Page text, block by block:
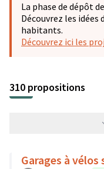
La phase de dépôt
Découvrez les
habitants.
Découvrez ici les
310 propositions
Garages à vélos